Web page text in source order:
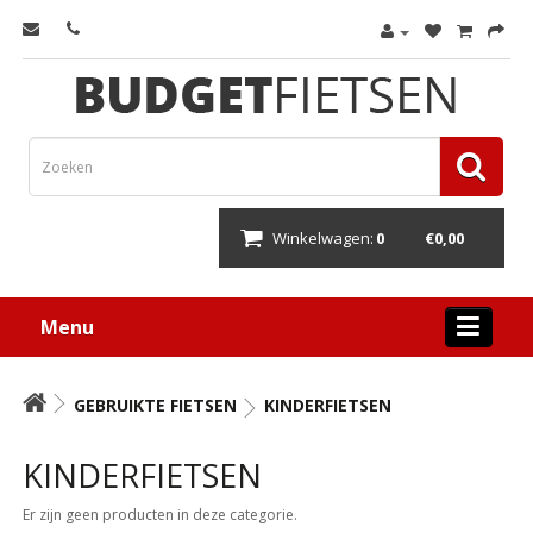
Winkelwagen: 0 €0,00
Menu
GEBRUIKTE FIETSEN KINDERFIETSEN
KINDERFIETSEN
Er zijn geen producten in deze categorie.